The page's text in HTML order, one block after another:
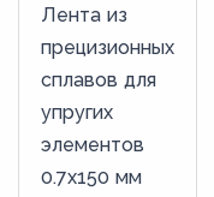
Лента из
прецизионных
сплавов для
упругих
элементов
0.7x150 мм